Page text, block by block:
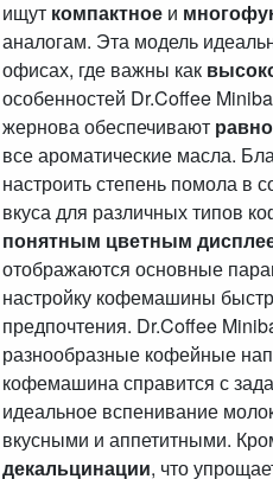
ищут компактное и
аналогам. Эта модель
офисах, где важны как
особенностей Dr.Coffee
жернова обеспечивают
все ароматические масла.
настроить степень помола в
вкуса для различных типов
понятным цветным
отображаются основные
настройку кофемашины
предпочтения. Dr.Coffee
разнообразные кофейные
кофемашина справится с
идеальное вспенивание
вкусными и аппетитными.
декальцинации, что